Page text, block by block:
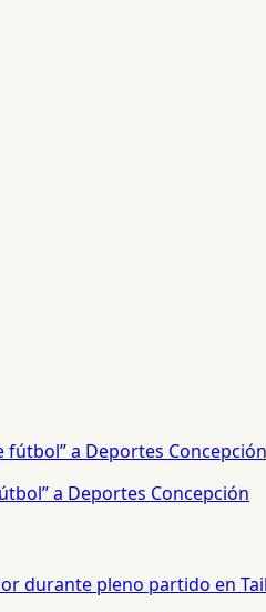
a Deportes Concepción